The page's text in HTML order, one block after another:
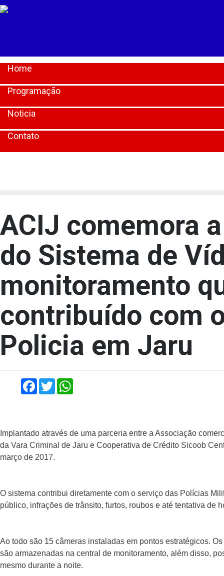
Home
Programação
Noticia
Contato
ACIJ comemora
do Sistema de
monitoramento
contribuído com
Policia em Jaru
Facebook
Twitter
Implantado através de uma parceria entre a Associação
da Vara Criminal de Jaru e Cooperativa de Crédito Sicoob
março de 2017.
O sistema contribui diretamente com o serviço das Polícias
público, infrações de trânsito, furtos, roubos e até tentativa de
Ao todo são 15 câmeras instaladas em pontos estratégicos.
são armazenadas na central de monitoramento, além disso,
mesmo durante a noite.